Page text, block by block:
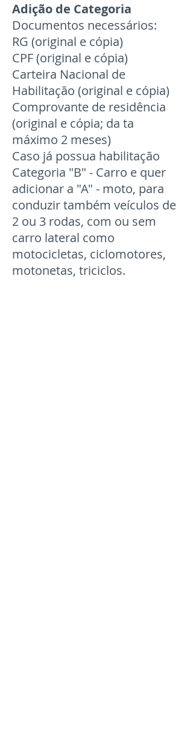
Adição de Categoria
Documentos necessários:
RG (original e cópia)
CPF (original e cópia)
Carteira Nacional de
Habilitação (original e cópia)
Comprovante de residência
(original e cópia; da ta
máximo 2 meses)
Caso já possua habilitação
Categoria "B" - Carro e quer
adicionar a "A" - moto, para
conduzir também veículos de
2 ou 3 rodas, com ou sem
carro lateral como
motocicletas, ciclomotores,
motonetas, triciclos.